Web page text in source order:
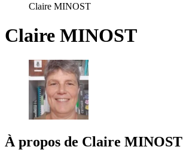
Claire MINOST
Claire MINOST
À propos de Claire MINOST